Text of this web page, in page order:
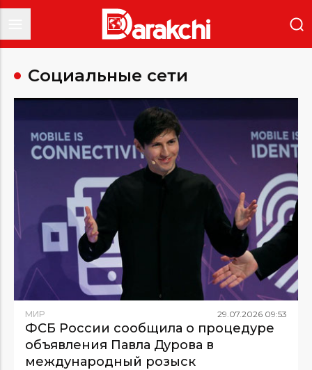
Социальные сети
МИР 29 07 2026 09:53
ФСБ России сообщила о процедуре
объявления Павла Дурова в
международный розыск